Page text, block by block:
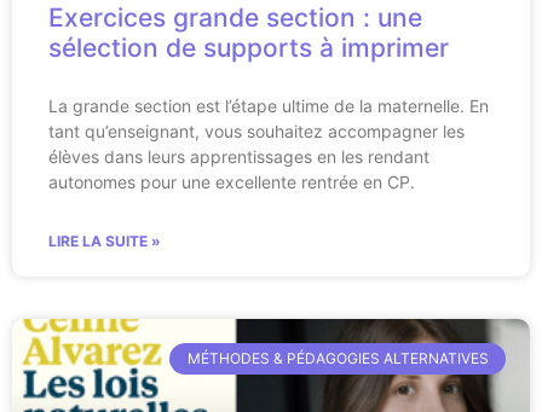
Exercices grande section : une
sélection de supports à imprimer
La grande section est l’étape ultime de la maternelle. En
tant qu’enseignant, vous souhaitez accompagner les
élèves dans leurs apprentissages en les rendant
autonomes pour une excellente rentrée en CP.
LIRE LA SUITE »
MÉTHODES & PÉDAGOGIES ALTERNATIVES